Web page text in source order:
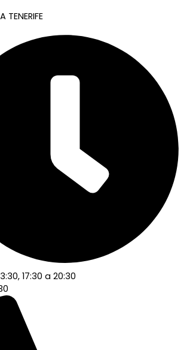
TENERIFE
17:30 a 20:30